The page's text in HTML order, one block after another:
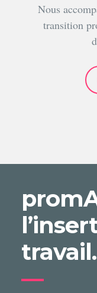
Nous
transition
travail.
—